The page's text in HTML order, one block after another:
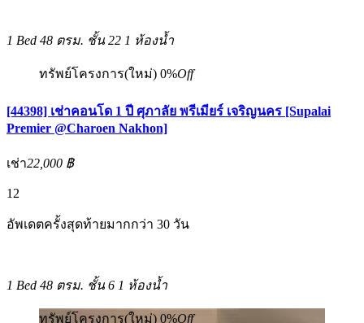
1 Bed 48 ตรม. ชั้น 22 1 ห้องน้ำ
ทรัพย์โครงการ(ใหม่) 0%Off
[44398] เช่าคอนโด 1 ปี ศุภาลัย พรีเมียร์ เจริญนคร [Supalai
Premier @Charoen Nakhon]
เช่า22,000 ฿
12
อัพเดตครั้งสุดท้ายมากกว่า 30 วัน
1 Bed 48 ตรม. ชั้น 6 1 ห้องน้ำ
ทรัพย์โครงการ(ใหม่) 0%Off